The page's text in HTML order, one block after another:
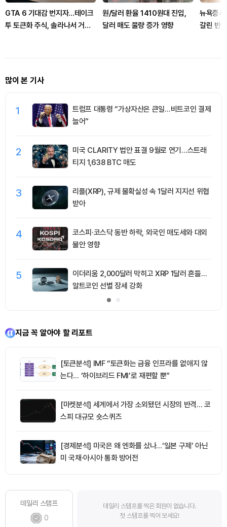
GTA 6 기대감 번지자…테이크
투 토큰화 주식, 솔라나서 거래
원/달러 환율 1410원대 진입,
달러 매도 물량 증가 영향
뉴욕증
갈린 반
많이 본 기사
1
트럼프 대통령 “가상자산은 큰일…비트코인 결제
늘어”
2
미국 CLARITY 법안 표결 9월로 연기…스트래
티지 1,638 BTC 매도
3
리플(XRP), 규제 불확실성 속 1달러 지지선 위협
받아
4
코스피·코스닥 동반 하락, 외국인 매도세와 대외
불안 영향
5
이더리움 2,000달러 막히고 XRP 1달러 흔들…
알트코인 선별 장세 강화
지금 꼭 알아야 할 리포트
[토큰분석] IMF “토큰화는 금융 인프라를 없애지 않
는다… ‘하이브리드 FMI’로 재편할 뿐”
[마켓분석] 세계에서 가장 소외됐던 시장의 반격… 코
스피 대규모 숏스퀴즈
[경제분석] 미국은 왜 엔화를 샀나…‘일본 구제’ 아닌
미 국채·아시아 통화 방어전
데일리 스탬프
0
데일리 스탬프를 찍은 회원이 없습니다.
첫 스탬프를 찍어 보세요!